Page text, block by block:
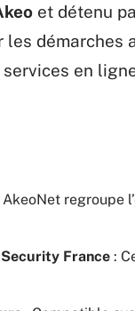
et détenu
démarches
services en
AkeoNet regroupe
France :